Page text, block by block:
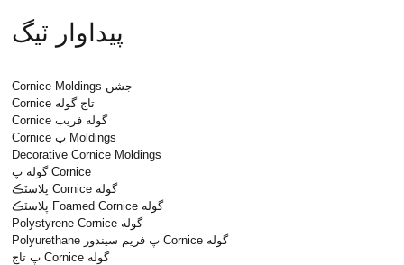
پيداوار ٽيگ
Cornice Moldings جشن
Cornice تاج گوله
Cornice گوله فريب
Cornice پ Moldings
Decorative Cornice Moldings
گوله پ Cornice
پلاسٽڪ Cornice گوله
پلاسٽڪ Foamed Cornice گوله
Polystyrene Cornice گوله
Polyurethane پ فريم سيندور Cornice گوله
پ تاج Cornice گوله